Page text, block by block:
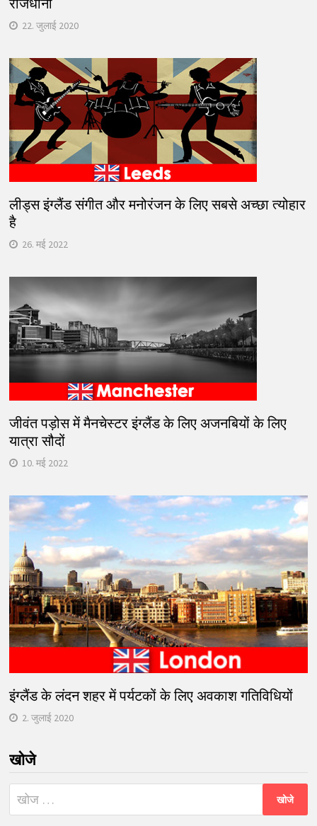
22. जुलाई 2020
लीड्स इंग्लैंड संगीत और मनोरंजन के लिए सबसे अच्छा त्योहार
है
26. मई 2022
जीवंत पड़ोस में मैनचेस्टर इंग्लैंड के लिए अजनबियों के लिए
यात्रा सौदों
10. मई 2022
इंग्लैंड के लंदन शहर में पर्यटकों के लिए अवकाश गतिविधियों
2. जुलाई 2020
खोजे
निम्न
को